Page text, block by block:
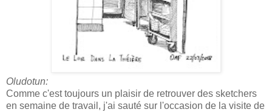
Oludotun:
Comme c'est toujours un plaisir de retrouver des sketchers
en semaine de travail, j'ai sauté sur l'occasion de la visite de